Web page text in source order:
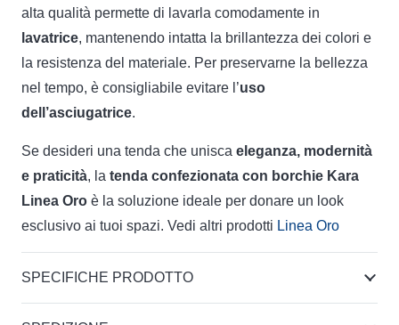
alta qualità permette di lavarla comodamente in
lavatrice, mantenendo intatta la brillantezza dei colori e
la resistenza del materiale. Per preservarne la bellezza
nel tempo, è consigliabile evitare l’uso
dell’asciugatrice.
Se desideri una tenda che unisca eleganza, modernità
e praticità, la tenda confezionata con borchie Kara
Linea Oro è la soluzione ideale per donare un look
esclusivo ai tuoi spazi. Vedi altri prodotti Linea Oro
SPECIFICHE PRODOTTO